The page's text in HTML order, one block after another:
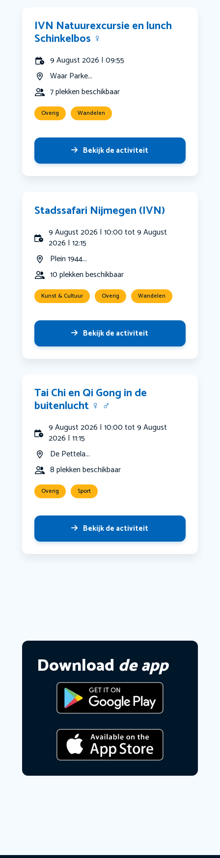
IVN Natuurexcursie en lunch
Schinkelbos ‍♀️
9 August 2026 | 09:55
Waar Parke...
7 plekken beschikbaar
Overig Wandelen
Bekijk de activiteit
Stadssafari Nijmegen (IVN)
9 August 2026 | 10:00 tot 9 August
2026 | 12:15
Plein 1944...
10 plekken beschikbaar
Kunst & Cultuur Overig Wandelen
Bekijk de activiteit
Tai Chi en Qi Gong in de
buitenlucht ‍♀️ ‍♂️
9 August 2026 | 10:00 tot 9 August
2026 | 11:15
De Pettela...
8 plekken beschikbaar
Overig Sport
Bekijk de activiteit
Download de app